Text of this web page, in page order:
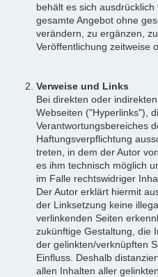
behält es sich
gesamte Angebot ohne
verändern, zu ergänzen,
Veröffentlichung zeitweise
Verweise und Links
Bei direkten oder
Webseiten ("Hyperlinks"),
Verantwortungsbereiches
Haftungsverpflichtung
treten, in dem der Autor
es ihm technisch möglich
im Falle rechtswidriger
Der Autor erklärt hiermit
der Linksetzung keine
verlinkenden Seiten
zukünftige Gestaltung, die
der gelinkten/verknüpften
Einfluss. Deshalb
allen Inhalten aller